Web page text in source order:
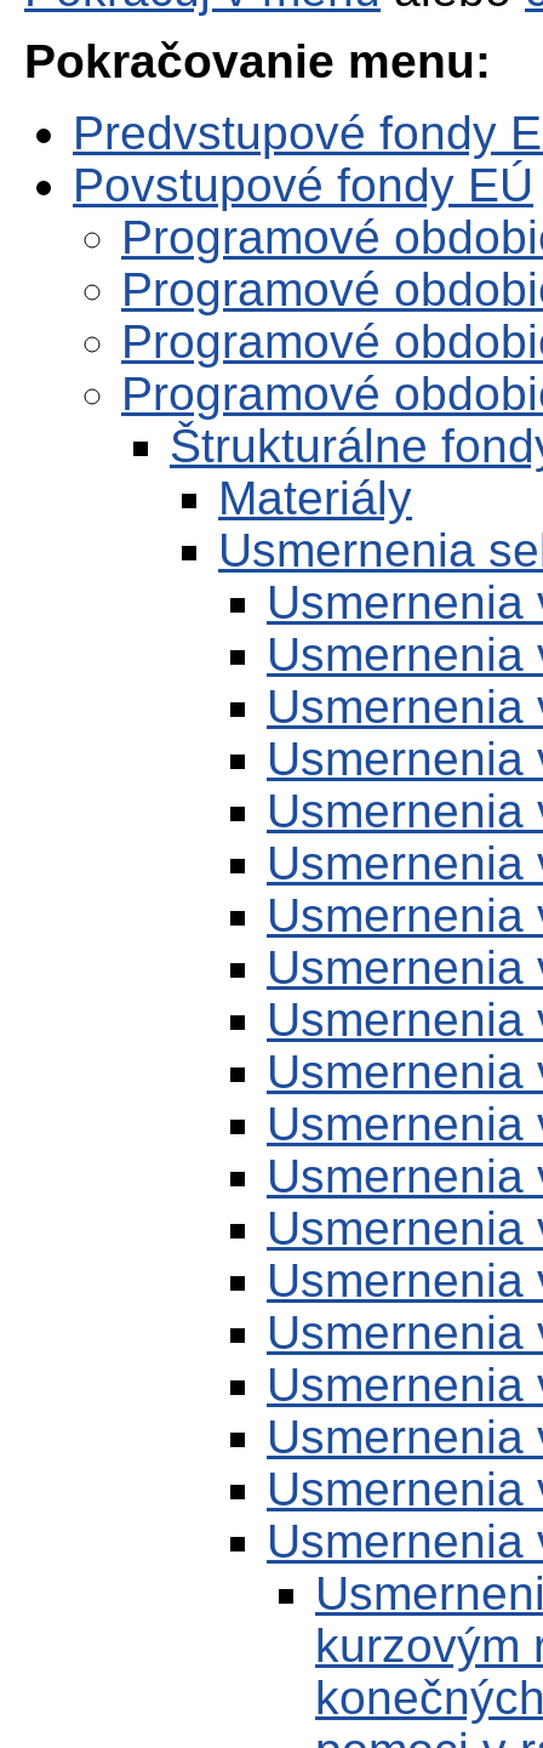
Pokračovanie menu:
Predvstupové fondy
Povstupové fondy EÚ
Programové
Programové
Programové
Programové
Štrukturálne
Materiály
Usmernenia
Usmernenia
Usmernenia
Usmernenia
Usmernenia
Usmernenia
Usmernenia
Usmernenia
Usmernenia
Usmernenia
Usmernenia
Usmernenia
Usmernenia
Usmernenia
Usmernenia
Usmernenia
Usmernenia
Usmernenia
Usmernenia
Usmernenia
kurzovým